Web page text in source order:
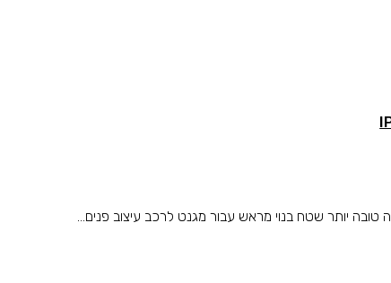
יותר שטח בנוי מראש עבור מגנט לרכב עיצוב פנים...